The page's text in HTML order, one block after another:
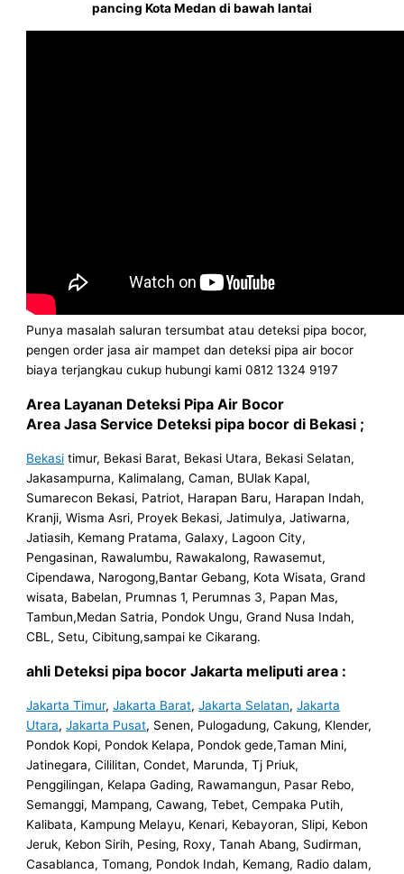
pancing Kota Medan di bawah lantai
Punya masalah saluran tersumbat atau deteksi pipa bocor,
pengen order jasa air mampet dan deteksi pipa air bocor
biaya terjangkau cukup hubungi kami 0812 1324 9197
Area Layanan Deteksi Pipa Air Bocor
Area Jasa Service Deteksi pipa bocor di Bekasi ;
Bekasi timur, Bekasi Barat, Bekasi Utara, Bekasi Selatan,
Jakasampurna, Kalimalang, Caman, BUlak Kapal,
Sumarecon Bekasi, Patriot, Harapan Baru, Harapan Indah,
Kranji, Wisma Asri, Proyek Bekasi, Jatimulya, Jatiwarna,
Jatiasih, Kemang Pratama, Galaxy, Lagoon City,
Pengasinan, Rawalumbu, Rawakalong, Rawasemut,
Cipendawa, Narogong,Bantar Gebang, Kota Wisata, Grand
wisata, Babelan, Prumnas 1, Perumnas 3, Papan Mas,
Tambun,Medan Satria, Pondok Ungu, Grand Nusa Indah,
CBL, Setu, Cibitung,sampai ke Cikarang.
ahli Deteksi pipa bocor Jakarta meliputi area :
Jakarta Timur,Jakarta Barat,Jakarta Selatan,Jakarta
Utara,Jakarta Pusat, Senen, Pulogadung, Cakung, Klender,
Pondok Kopi, Pondok Kelapa, Pondok gede,Taman Mini,
Jatinegara, Cililitan, Condet, Marunda, Tj Priuk,
Penggilingan, Kelapa Gading, Rawamangun, Pasar Rebo,
Semanggi, Mampang, Cawang, Tebet, Cempaka Putih,
Kalibata, Kampung Melayu, Kenari, Kebayoran, Slipi, Kebon
Jeruk, Kebon Sirih, Pesing, Roxy, Tanah Abang, Sudirman,
Casablanca, Tomang, Pondok Indah, Kemang, Radio dalam,